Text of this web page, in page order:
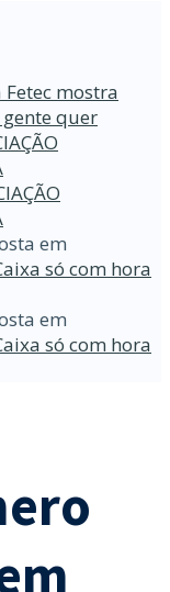
mostra
quer
em
só com hora
em
só com hora